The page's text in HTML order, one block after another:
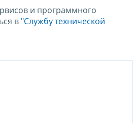
и программного
в "Службу технической